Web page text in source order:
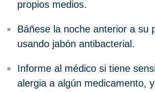
propios medios.
Báñese la noche anterior a su
usando jabón antibacterial.
Informe al médico si tiene
alergia a algún medicamento,